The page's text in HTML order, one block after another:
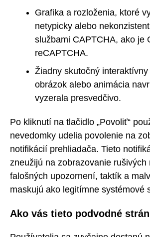
Grafika a rozloženia, ktoré
netypicky alebo
službami CAPTCHA, ako je
reCAPTCHA.
Žiadny skutočný
obrázok alebo animácia
vyzerala presvedčivo.
Po kliknutí na tlačidlo „Povoliť“
nevedomky udelia povolenie na
notifikácií prehliadača. Tieto
zneužijú na zobrazovanie rušivých
falošných upozornení, taktík a
maskujú ako legitímne systémové
Ako vás tieto podvodné